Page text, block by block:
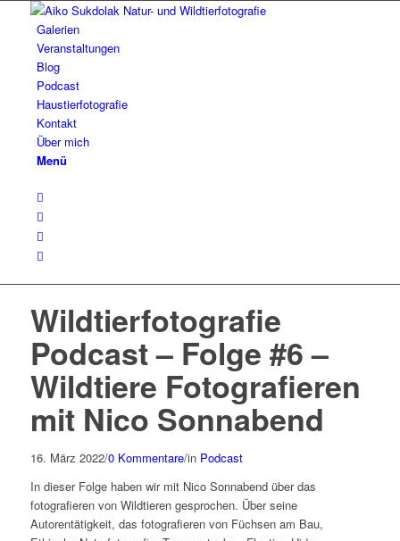
Galerien
Veranstaltungen
Blog
Podcast
Haustierfotografie
Kontakt
Über mich
Menü
Wildtierfotografie
Podcast – Folge #6 –
Wildtiere Fotografieren
mit Nico Sonnabend
16. März 2022/0 Kommentare/in Podcast
In dieser Folge haben wir mit Nico Sonnabend über das
fotografieren von Wildtieren gesprochen. Über seine
Autorentätigkeit, das fotografieren von Füchsen am Bau,